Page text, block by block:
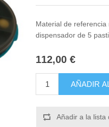
Material de
dispensador de 5
112,00 €
AÑADIR
Añadir a la lista